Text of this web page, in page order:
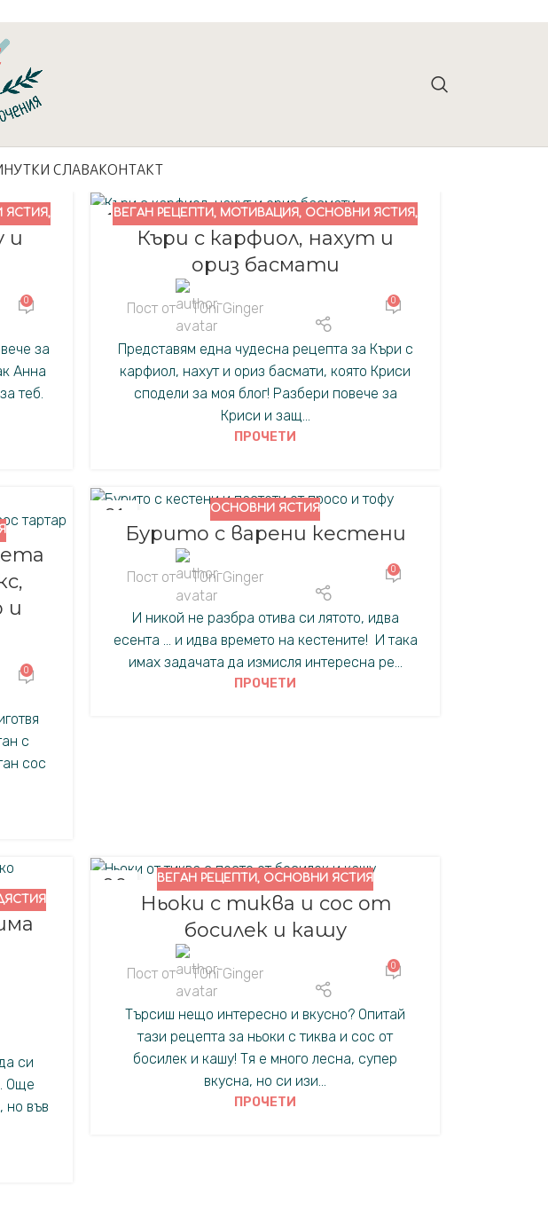
СЛАВАКОНТАКТ
ЯСТИЯ,
и
0
за
Анна
теб.
19ВЕГАН РЕЦЕПТИ, МОТИВАЦИЯ, ОСНОВНИ ЯСТИЯ,
ПОЛЕЗНО
Къри с карфиол, нахут и
ориз басмати
Пост от TOni Ginger 0
Представям една чудесна рецепта за Къри с
карфиол, нахут и ориз басмати, която Криси
сподели за моя блог! Разбери повече за
Криси и защ...
ПРОЧЕТИ
и
0
с
сос
21 ОСНОВНИ ЯСТИЯ
Бурито с варени кестени
Пост от TOni Ginger 0
И никой не разбра отива си лятото, идва
есента ... и идва времето на кестените! И така
имах задачата да измисля интересна ре...
ПРОЧЕТИ
си
Още
но във
08 ВЕГАН РЕЦЕПТИ, ОСНОВНИ ЯСТИЯ
Ньоки с тиква и сос от
босилек и кашу
Пост от TOni Ginger 0
Търсиш нещо интересно и вкусно? Опитай
тази рецепта за ньоки с тиква и сос от
босилек и кашу! Тя е много лесна, супер
вкусна, но си изи...
ПРОЧЕТИ